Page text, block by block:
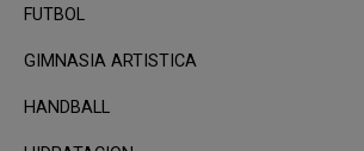
FUTBOL
GIMNASIA ARTISTICA
HANDBALL